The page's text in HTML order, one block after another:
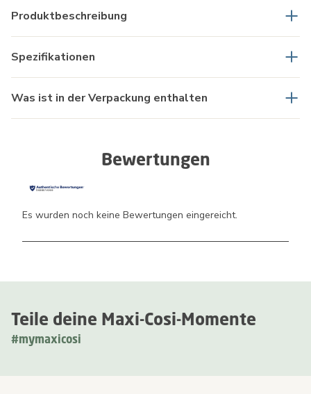
Produktbeschreibung
Spezifikationen
Was ist in der Verpackung enthalten
Teile deine Maxi-Cosi-Momente
#mymaxicosi
Bewertungen
Es wurden noch keine Bewertungen eingereicht.